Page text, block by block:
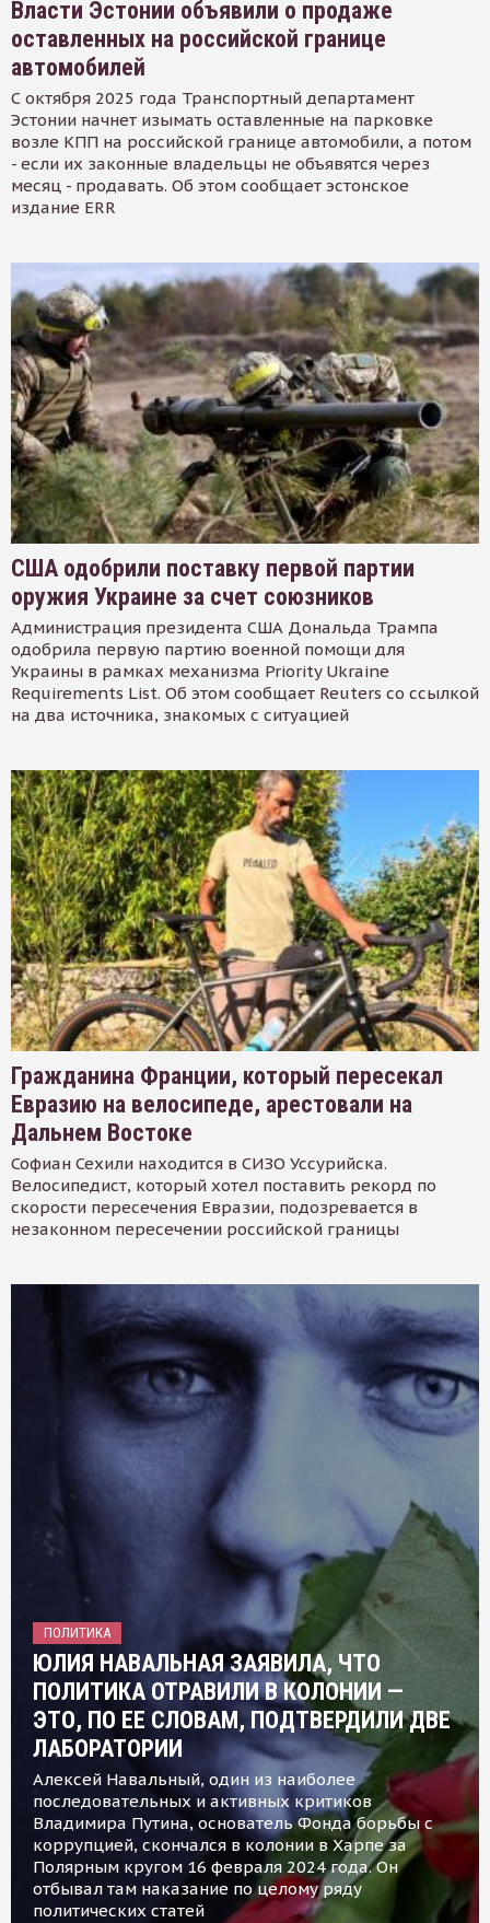
Власти Эстонии объявили о продаже
оставленных на российской границе
автомобилей
С октября 2025 года Транспортный департамент
Эстонии начнет изымать оставленные на парковке
возле КПП на российской границе автомобили, а потом
- если их законные владельцы не объявятся через
месяц - продавать. Об этом сообщает эстонское
издание ERR
США одобрили поставку первой партии
оружия Украине за счет союзников
Администрация президента США Дональда Трампа
одобрила первую партию военной помощи для
Украины в рамках механизма Priority Ukraine
Requirements List. Об этом сообщает Reuters со ссылкой
на два источника, знакомых с ситуацией
Гражданина Франции, который пересекал
Евразию на велосипеде, арестовали на
Дальнем Востоке
Софиан Сехили находится в СИЗО Уссурийска.
Велосипедист, который хотел поставить рекорд по
скорости пересечения Евразии, подозревается в
незаконном пересечении российской границы
ПОЛИТИКА
ЮЛИЯ НАВАЛЬНАЯ ЗАЯВИЛА, ЧТО
ПОЛИТИКА ОТРАВИЛИ В КОЛОНИИ —
ЭТО, ПО ЕЕ СЛОВАМ, ПОДТВЕРДИЛИ ДВЕ
ЛАБОРАТОРИИ
Алексей Навальный, один из наиболее
последовательных и активных критиков
Владимира Путина, основатель Фонда борьбы с
коррупцией, скончался в колонии в Харпе за
Полярным кругом 16 февраля 2024 года. Он
отбывал там наказание по целому ряду
политических статей